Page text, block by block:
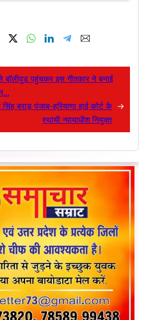
पहुंचकर इस गीतकार ने बनाई
बराड़ पंजाब-हरियाणा हाई कोर्ट के
स्थायी न्यायाधीश नियुक्त
→